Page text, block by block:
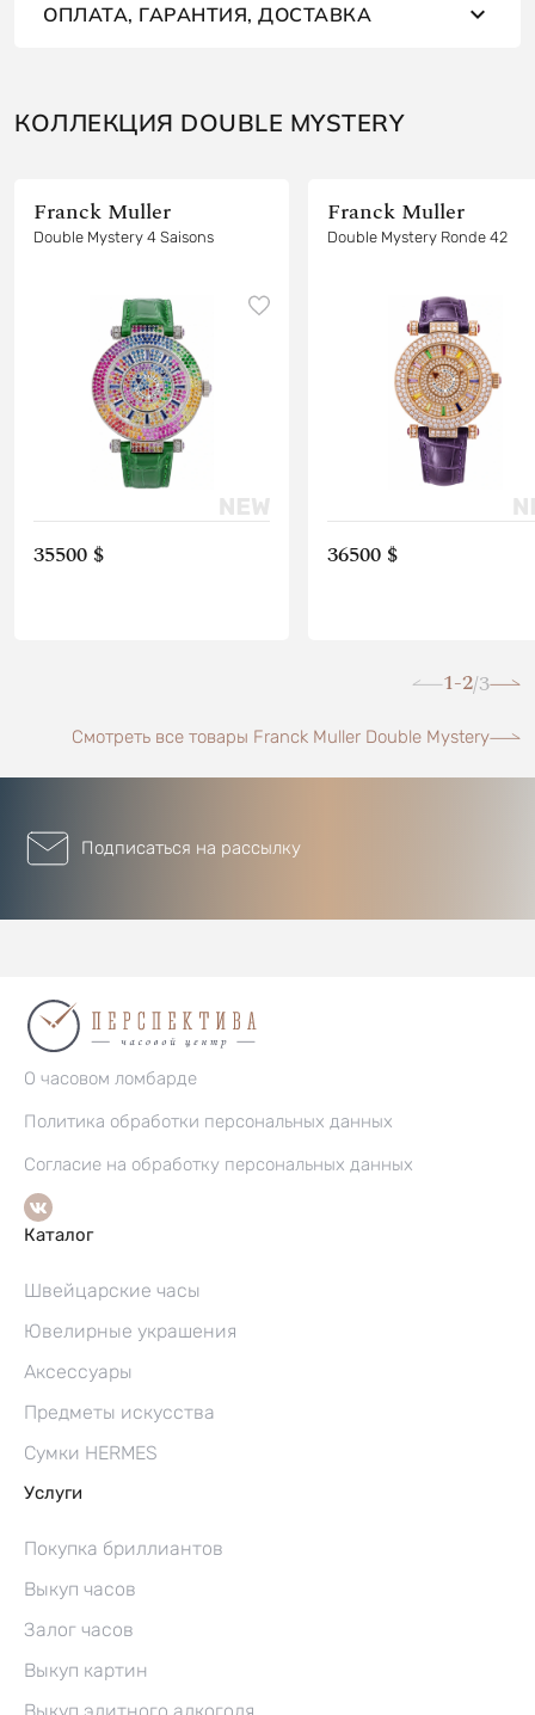
ОПЛАТА, ГАРАНТИЯ, ДОСТАВКА
КОЛЛЕКЦИЯ DOUBLE MYSTERY
Franck Muller
Double Mystery 4 Saisons
35500 $
Franck Muller
Double Mystery Ronde 42
36500 $
1-2/3
Смотреть все товары Franck Muller Double Mystery
Подписаться на рассылку
О часовом ломбарде
Политика обработки персональных данных
Согласие на обработку персональных данных
Каталог
Швейцарские часы
Ювелирные украшения
Аксессуары
Предметы искусства
Сумки HERMES
Услуги
Покупка бриллиантов
Выкуп часов
Залог часов
Выкуп картин
Выкуп элитного алкоголя